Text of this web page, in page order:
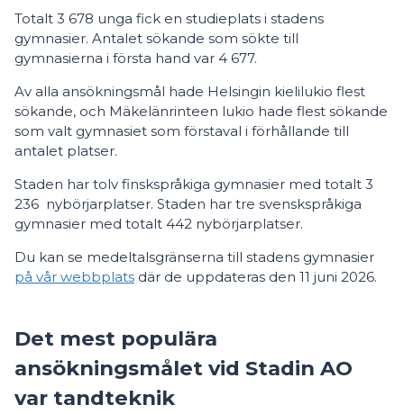
Totalt 3 678 unga fick en studieplats i stadens
gymnasier. Antalet sökande som sökte till
gymnasierna i första hand var 4 677.
Av alla ansökningsmål hade Helsingin kielilukio flest
sökande, och Mäkelänrinteen lukio hade flest sökande
som valt gymnasiet som förstaval i förhållande till
antalet platser.
Staden har tolv finskspråkiga gymnasier med totalt 3
236 nybörjarplatser. Staden har tre svenskspråkiga
gymnasier med totalt 442 nybörjarplatser.
Du kan se medeltalsgränserna till stadens gymnasier
på vår webbplats där de uppdateras den 11 juni 2026.
Det mest populära
ansökningsmålet vid Stadin AO
var tandteknik